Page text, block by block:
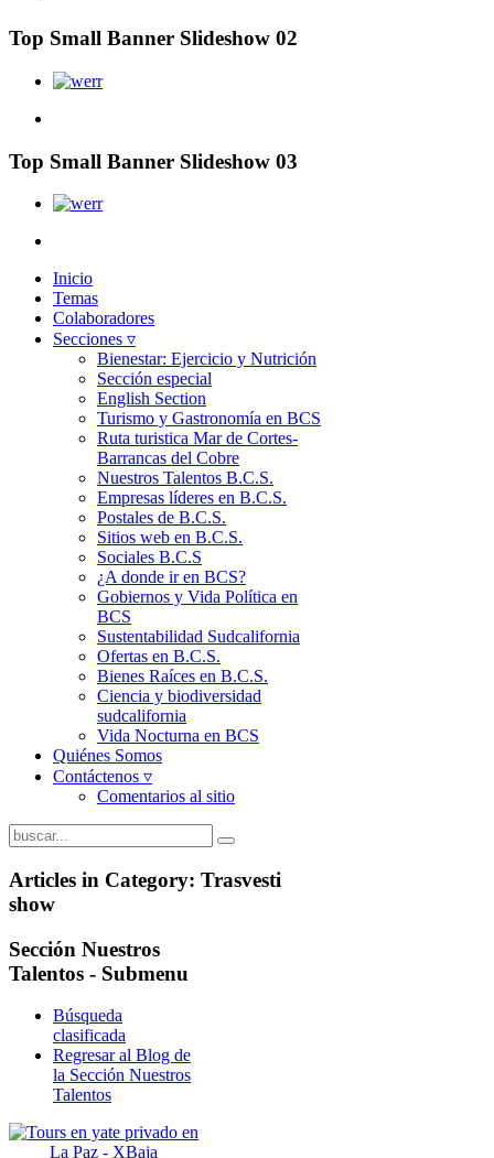
Top Small Banner Slideshow 02
Top Small Banner Slideshow 03
Inicio
Temas
Colaboradores
Secciones ▿
Bienestar: Ejercicio y Nutrición
Sección especial
English Section
Turismo y Gastronomía en BCS
Ruta turistica Mar de Cortes-
Barrancas del Cobre
Nuestros Talentos B.C.S.
Empresas líderes en B.C.S.
Postales de B.C.S.
Sitios web en B.C.S.
Sociales B.C.S
¿A donde ir en BCS?
Gobiernos y Vida Política en
BCS
Sustentabilidad Sudcalifornia
Ofertas en B.C.S.
Bienes Raíces en B.C.S.
Ciencia y biodiversidad
sudcalifornia
Vida Nocturna en BCS
Quiénes Somos
Contáctenos ▿
Comentarios al sitio
Articles in Category: Trasvesti
show
Sección Nuestros
Talentos - Submenu
Búsqueda
clasificada
Regresar al Blog de
la Sección Nuestros
Talentos